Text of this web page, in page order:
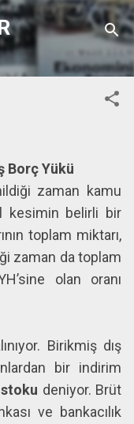
atla
Borç Yükü
zaman kamu
kesimin belirli bir
toplam miktarı,
zaman da toplam
olan oranı
Birikmiş dış
bir indirim
deniyor. Brüt
ve bankacılık